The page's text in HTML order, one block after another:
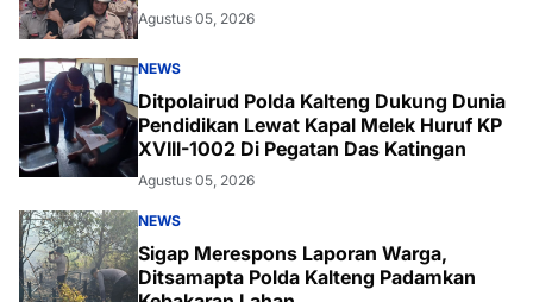
Agustus 05, 2026
NEWS
Ditpolairud Polda Kalteng Dukung Dunia
Pendidikan Lewat Kapal Melek Huruf KP
XVIII-1002 Di Pegatan Das Katingan
Agustus 05, 2026
NEWS
Sigap Merespons Laporan Warga,
Ditsamapta Polda Kalteng Padamkan